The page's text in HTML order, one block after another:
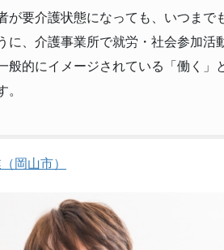
が要介護状態になっても、いつまで
に、介護事業所で就労・社会参加活
般的にイメージされている「働く」
。
岡山市）